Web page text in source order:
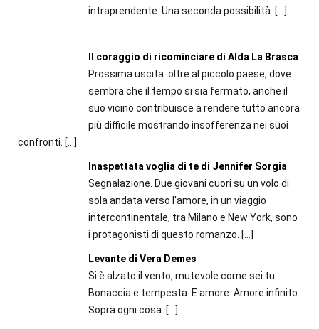
intraprendente. Una seconda possibilità. […]
Il coraggio di ricominciare di Alda La Brasca
Prossima uscita. oltre al piccolo paese, dove
sembra che il tempo si sia fermato, anche il
suo vicino contribuisce a rendere tutto ancora
più difficile mostrando insofferenza nei suoi
confronti. […]
Inaspettata voglia di te di Jennifer Sorgia
Segnalazione. Due giovani cuori su un volo di
sola andata verso l'amore, in un viaggio
intercontinentale, tra Milano e New York, sono
i protagonisti di questo romanzo. […]
Levante di Vera Demes
Si è alzato il vento, mutevole come sei tu.
Bonaccia e tempesta. E amore. Amore infinito.
Sopra ogni cosa. […]